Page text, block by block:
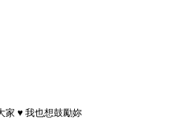
家 ♥ 我也想鼓勵妳